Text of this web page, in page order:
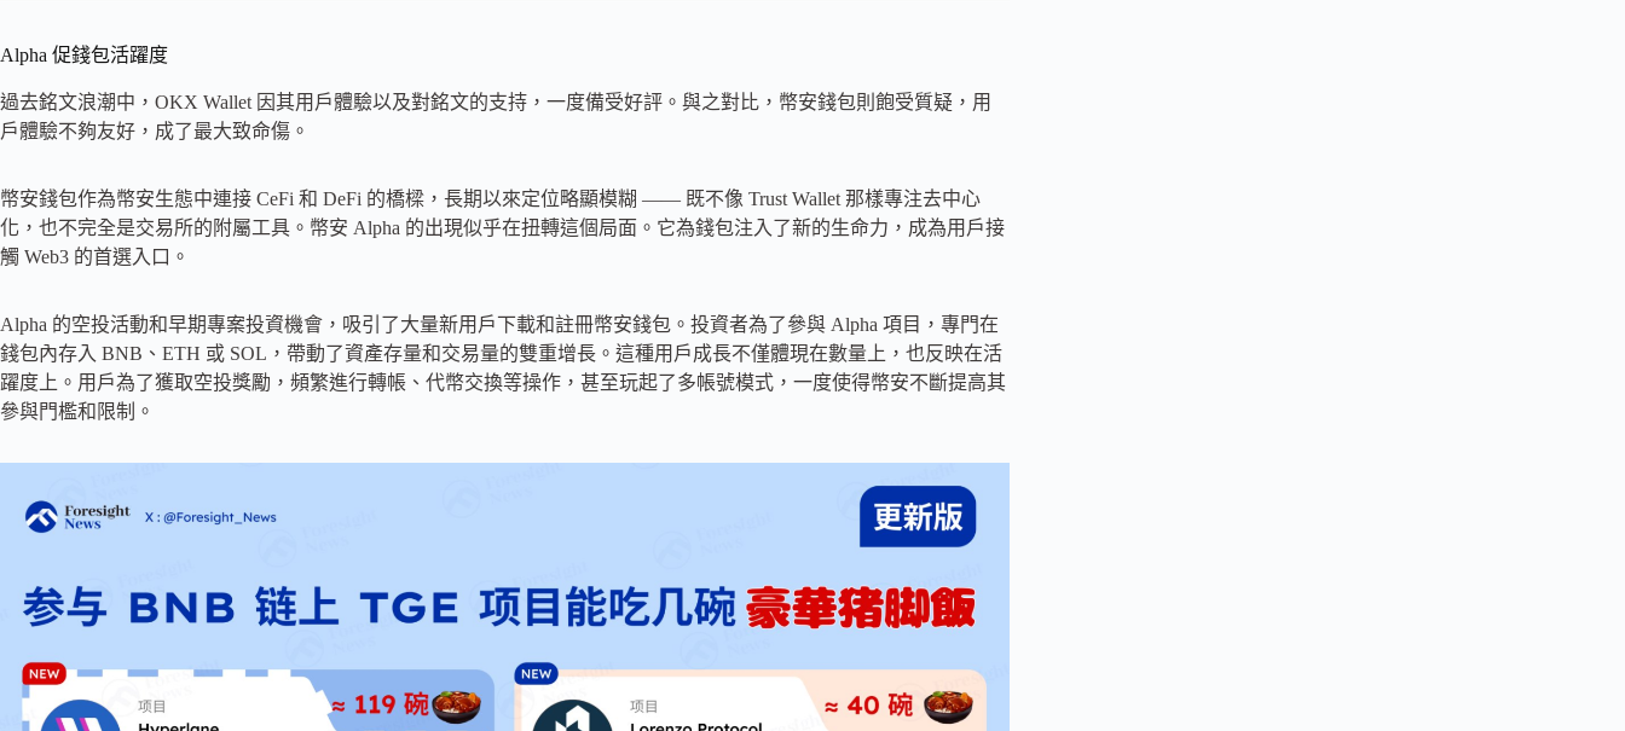
Alpha 促錢包活躍度
過去銘文浪潮中，OKX Wallet 因其用戶體驗以及對銘文的支持，一度備受好評。與之對比，幣安錢包則飽受質疑，用
戶體驗不夠友好，成了最大致命傷。
幣安錢包作為幣安生態中連接 CeFi 和 DeFi 的橋樑，長期以來定位略顯模糊 —— 既不像 Trust Wallet 那樣專注去中心
化，也不完全是交易所的附屬工具。幣安 Alpha 的出現似乎在扭轉這個局面。它為錢包注入了新的生命力，成為用戶接
觸 Web3 的首選入口。
Alpha 的空投活動和早期專案投資機會，吸引了大量新用戶下載和註冊幣安錢包。投資者為了參與 Alpha 項目，專門在
錢包內存入 BNB、ETH 或 SOL，帶動了資產存量和交易量的雙重增長。這種用戶成長不僅體現在數量上，也反映在活
躍度上。用戶為了獲取空投獎勵，頻繁進行轉帳、代幣交換等操作，甚至玩起了多帳號模式，一度使得幣安不斷提高其
參與門檻和限制。